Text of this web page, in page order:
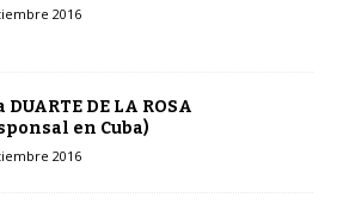
2016
DE LA ROSA
en Cuba)
2016